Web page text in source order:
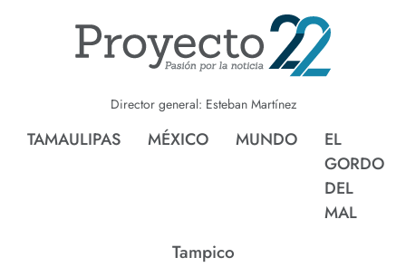
Director general: Esteban Martínez
TAMAULIPAS MÉXICO MUNDO
EL
GORDO
DEL
MAL
Tampico